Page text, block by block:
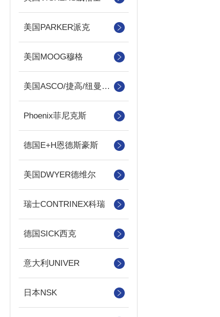
美国PARKER派克
美国MOOG穆格
美国ASCO/捷高/纽曼蒂克
Phoenix菲尼克斯
德国E+H恩德斯豪斯
美国DWYER德维尔
瑞士CONTRINEX科瑞
德国SICK西克
意大利UNIVER
日本NSK